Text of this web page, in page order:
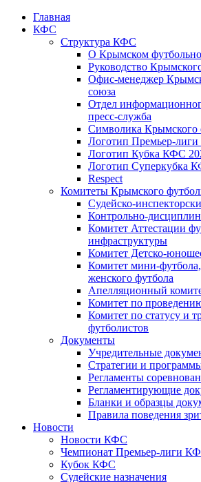
Главная
КФС
Структура КФС
О Крымском
Руководство
Офис-менеджер
союза
Отдел
пресс-служба
Символика Крымского
Логотип Премьер-
Логотип Кубка КФС
Логотип Суперкубка
Respect
Комитеты Крымского
Судейско-
Контрольно-
Комитет Аттестации
инфраструктуры
Комитет Детско-
Комитет мини-
женского футбола
Апелляционный
Комитет по
Комитет по статусу и
футболистов
Документы
Учредительные
Стратегии и
Регламенты
Регламентирующие
Бланки и образцы
Правила поведения
Новости
Новости КФС
Чемпионат Премьер-лиги
Кубок КФС
Судейские назначения